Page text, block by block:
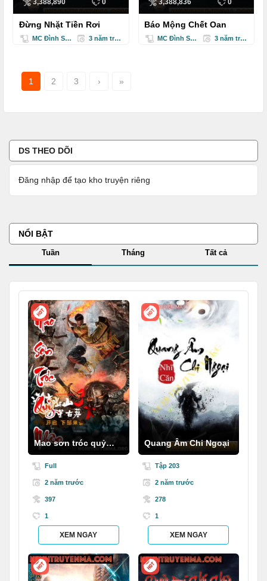
3,388,890 0
Đừng Nhặt Tiền Rơi
MC Đình Soạn 3 năm trước
3,388,836 0
Báo Mộng Chết Oan
MC Đình Soạn 3 năm trước
1 2 3 › »
DS THEO DÕI
Đăng nhập để tạo kho truyện riêng
NỔI BẬT
Tuần Tháng Tất cả
Mao sơn tróc quỷ
nhânFull
2 năm trước
397
1
XEM NGAY
Quang Âm Chi Ngoại
Tập 203
2 năm trước
278
1
XEM NGAY